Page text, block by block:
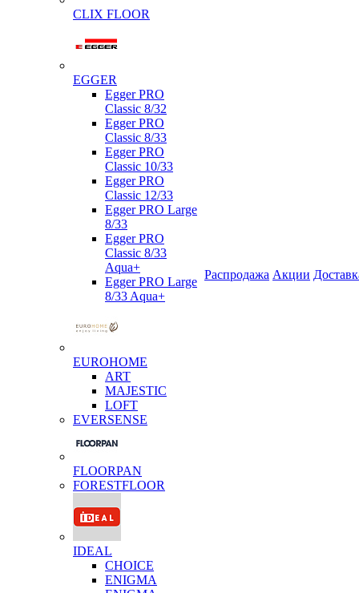
CLIX FLOOR
EGGER
Egger PRO
Classic 8/32
Egger PRO
Classic 8/33
Egger PRO
Classic 10/33
Egger PRO
Classic 12/33
Egger PRO Large
8/33
Egger PRO
Classic 8/33
Aqua+
Egger PRO Large
8/33 Aqua+
EUROHOME
ART
MAJESTIC
LOFT
EVERSENSE
FLOORPAN
FORESTFLOOR
IDEAL
CHOICE
ENIGMA
Распродажа Акции